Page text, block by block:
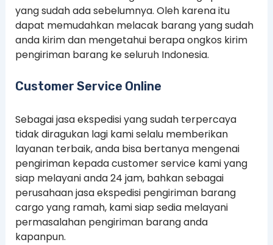
yang sudah ada sebelumnya. Oleh karena itu
dapat memudahkan melacak barang yang sudah
anda kirim dan mengetahui berapa ongkos kirim
pengiriman barang ke seluruh Indonesia.
Customer Service Online
Sebagai jasa ekspedisi yang sudah terpercaya
tidak diragukan lagi kami selalu memberikan
layanan terbaik, anda bisa bertanya mengenai
pengiriman kepada customer service kami yang
siap melayani anda 24 jam, bahkan sebagai
perusahaan jasa ekspedisi pengiriman barang
cargo yang ramah, kami siap sedia melayani
permasalahan pengiriman barang anda
kapanpun.